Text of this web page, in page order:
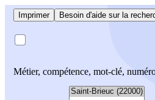
Imprimer Besoin d'aide sur la
Métier, compétence, mot-clé,